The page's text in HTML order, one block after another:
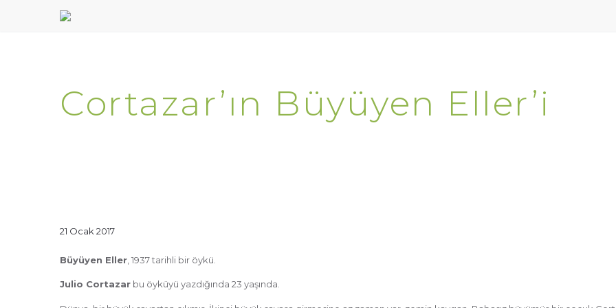
Cortazar’ın Büyüyen Eller’i
21 Ocak 2017
Büyüyen Eller , 1937 tarihli bir öykü.
Julio Cortazar bu öyküyü yazdığında 23 yaşında.